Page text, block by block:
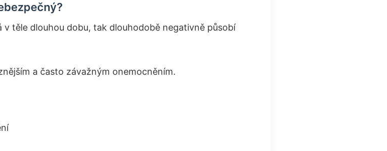
těle dlouhou dobu, tak dlouhodobě negativně působí
a často závažným onemocněním.